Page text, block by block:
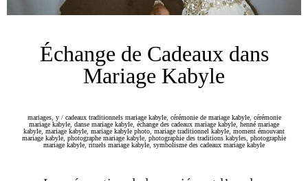
Échange de Cadeaux dans
Mariage Kabyle
mariages, y / cadeaux traditionnels mariage kabyle, cérémonie de mariage kabyle, cérémonie
mariage kabyle, danse mariage kabyle, échange des cadeaux mariage kabyle, henné mariage
kabyle, mariage kabyle, mariage kabyle photo, mariage traditionnel kabyle, moment émouvant
mariage kabyle, photographe mariage kabyle, photographie des traditions kabyles, photographie
mariage kabyle, rituels mariage kabyle, symbolisme des cadeaux mariage kabyle